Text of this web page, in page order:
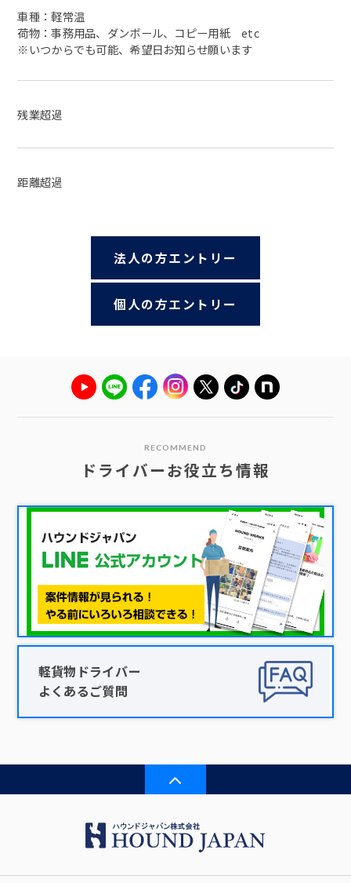
車種：軽常温
荷物：事務用品、ダンボール、コピー用紙 etc
※いつからでも可能、希望日お知らせ願います
残業超過
距離超過
法人の方エントリー
個人の方エントリー
RECOMMEND
ドライバーお役立ち情報
軽貨物ドライバー
よくあるご質問